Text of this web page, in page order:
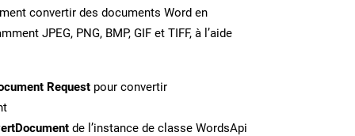
convertir des documents Word en
JPEG, PNG, BMP, GIF et TIFF, à l’aide
Request pour convertir
de l’instance de classe WordsApi